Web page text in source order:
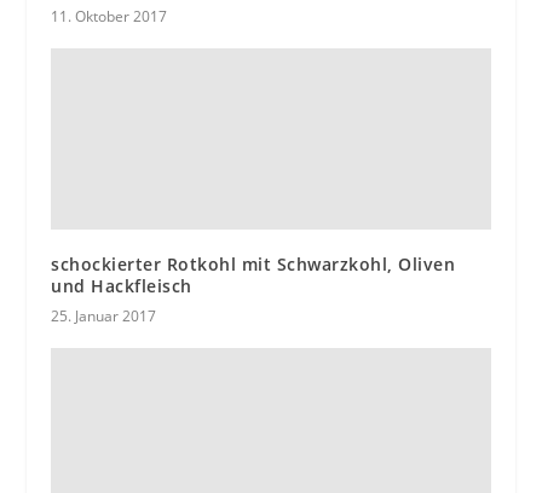
11. Oktober 2017
schockierter Rotkohl mit Schwarzkohl, Oliven
und Hackfleisch
25. Januar 2017